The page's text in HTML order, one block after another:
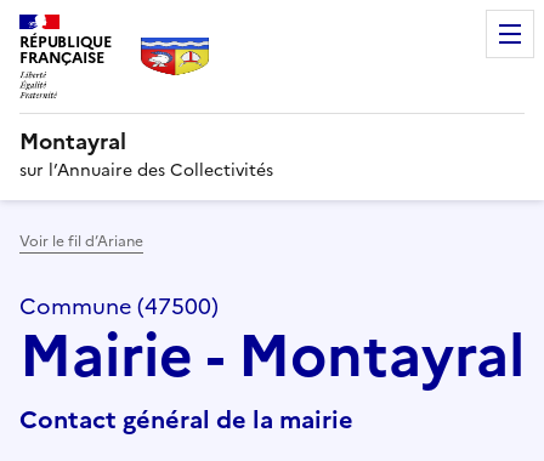
RÉPUBLIQUE
FRANÇAISE
Montayral
sur l’Annuaire des Collectivités
Voir le fil d’Ariane
Commune (47500)
Mairie - Montayral
Contact général de la mairie